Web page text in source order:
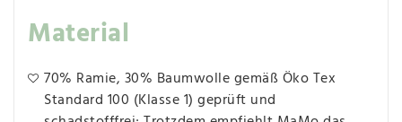
Material
70% Ramie, 30% Baumwolle gemäß Öko Tex
Standard 100 (Klasse 1) geprüft und